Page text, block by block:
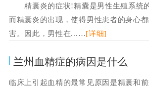
精囊炎的症状!精囊是男性生殖系统的
而精囊炎的出现，使得男性患者的身心
害。因此，男性在...…[详细]
兰州血精症的病因是什么
临床上引起血精的最常见原因是精囊和